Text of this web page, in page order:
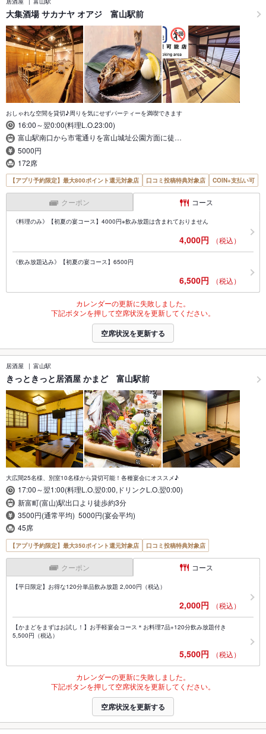
大集酒場 サカナヤ オアジ 富山駅前
おしゃれな空間を貸切♪周りを気にせずパーティーを満喫できます
16:00～翌0:00(料理L.O.23:00)
富山駅南口から市電通りを富山城址公園方面に徒…
5000円
172席
【アプリ予約限定】最大800ポイント還元対象店 口コミ投稿特典対象店 COIN+支払い可
クーポン コース
《料理のみ》【初夏の宴コース】4000円※飲み放題は含まれておりません
4,000円 （税込）
《飲み放題込み》【初夏の宴コース】6500円
6,500円 （税込）
カレンダーの更新に失敗しました。
下記ボタンを押して空席状況を更新してください。
空席状況を更新する
居酒屋 富山駅
きっときっと居酒屋 かまど 富山駅前
大広間25名様、別室10名様から貸切可能！各種宴会にオススメ♪
17:00～翌1:00(料理L.O.翌0:00,ドリンクL.O.翌0:00)
新富町(富山)駅出口より徒歩約3分
3500円(通常平均) 5000円(宴会平均)
45席
【アプリ予約限定】最大350ポイント還元対象店 口コミ投稿特典対象店
クーポン コース
【平日限定】お得な120分単品飲み放題 2,000円（税込）
2,000円 （税込）
【かまどをまずはお試し！】お手軽宴会コース＊お料理7品+120分飲み放題付き
5,500円（税込）
5,500円 （税込）
カレンダーの更新に失敗しました。
下記ボタンを押して空席状況を更新してください。
空席状況を更新する